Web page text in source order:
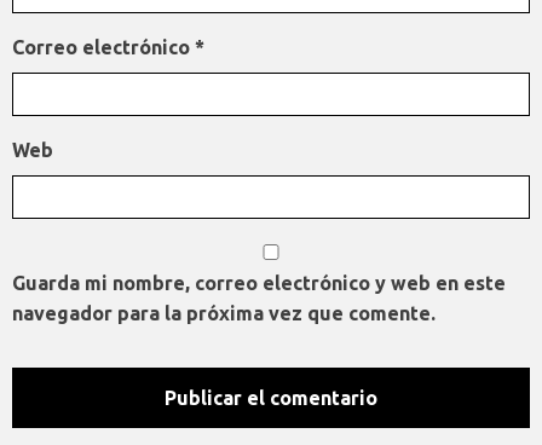
Correo electrónico *
Web
Guarda mi nombre, correo electrónico y web en este
navegador para la próxima vez que comente.